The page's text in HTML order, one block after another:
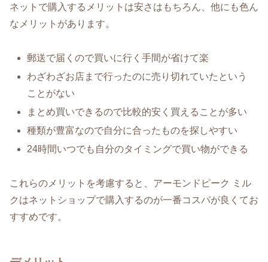
ネットで購入するメリットは安さはもちろん、他にも色ん
なメリットがあります。
郵送で届くので買いに行く手間が省けて楽
わざわざお店まで行ったのに売り切れていたという
ことがない
まとめ買いできるので比較的安く買えることが多い
種類が豊富なので自分に合ったものを探しやすい
24時間いつでも自分のタイミングで買い物ができる
これらのメリットを考慮すると、アーモンドピーク ミル
クはネットショップで購入するのが一番コスパが良くてお
すすめです。